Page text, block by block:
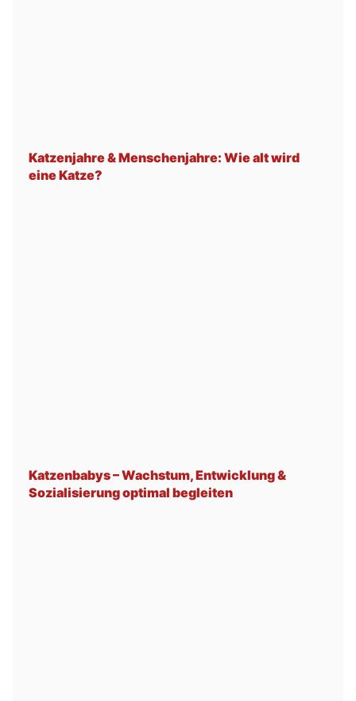
Katzenjahre & Menschenjahre: Wie alt wird
eine Katze?
Katzenbabys – Wachstum, Entwicklung &
Sozialisierung optimal begleiten